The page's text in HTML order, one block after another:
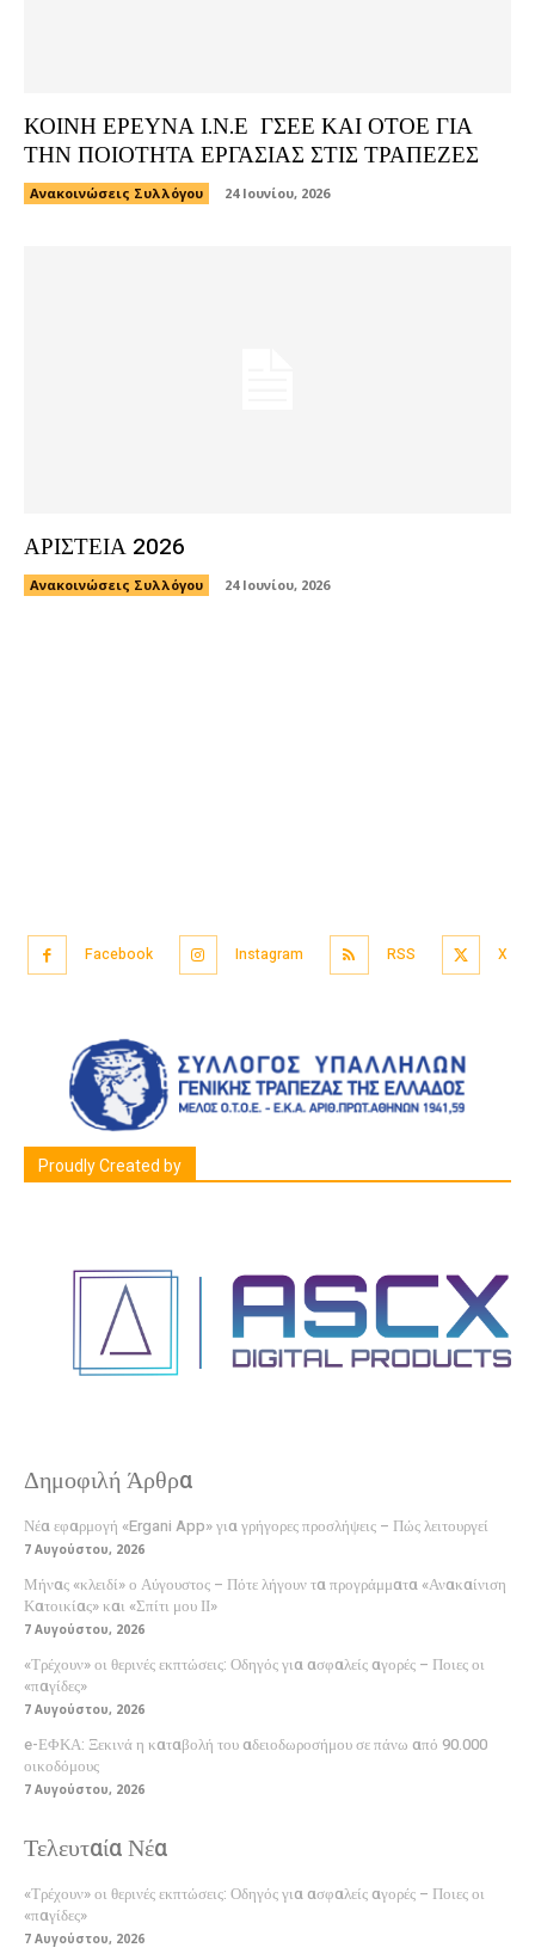
ΚΟΙΝΗ ΕΡΕΥΝΑ Ι.Ν.Ε ΓΣΕΕ ΚΑΙ ΟΤΟΕ ΓΙΑ
ΤΗΝ ΠΟΙΟΤΗΤΑ ΕΡΓΑΣΙΑΣ ΣΤΙΣ ΤΡΑΠΕΖΕΣ
Ανακοινώσεις Συλλόγου 24 Ιουνίου, 2026
ΑΡΙΣΤΕΙΑ 2026
Ανακοινώσεις Συλλόγου 24 Ιουνίου, 2026
Facebook Instagram RSS X
Proudly Created by
Δημοφιλή Άρθρα
Νέα εφαρμογή «Ergani App» για γρήγορες προσλήψεις – Πώς λειτουργεί
7 Αυγούστου, 2026
Μήνας «κλειδί» ο Αύγουστος – Πότε λήγουν τα προγράμματα «Ανακαίνιση
Κατοικίας» και «Σπίτι μου ΙΙ»
7 Αυγούστου, 2026
«Τρέχουν» οι θερινές εκπτώσεις: Οδηγός για ασφαλείς αγορές – Ποιες οι
«παγίδες»
7 Αυγούστου, 2026
e-ΕΦΚΑ: Ξεκινά η καταβολή του αδειοδωροσήμου σε πάνω από 90.000
οικοδόμους
7 Αυγούστου, 2026
Τελευταία Νέα
«Τρέχουν» οι θερινές εκπτώσεις: Οδηγός για ασφαλείς αγορές – Ποιες οι
«παγίδες»
7 Αυγούστου, 2026